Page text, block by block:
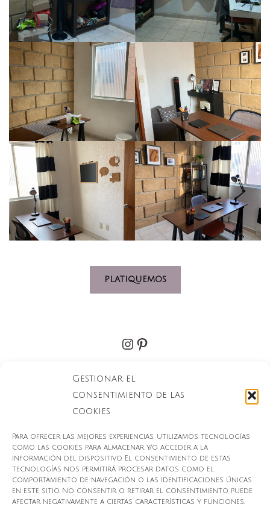
Gestionar el
consentimiento de las
cookies
Para ofrecer las mejores experiencias, utilizamos tecnologías
como las cookies para almacenar y/o acceder a la
información del dispositivo. El consentimiento de estas
tecnologías nos permitirá procesar datos como el
comportamiento de navegación o las identificaciones únicas
en este sitio. No consentir o retirar el consentimiento, puede
afectar negativamente a ciertas características y funciones.
PLATIQUEMOS